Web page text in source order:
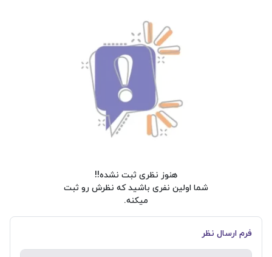
هنوز نظری ثبت نشده!!
شما اولین نفری باشید که نظرش رو ثبت
میکنه.
فرم ارسال نظر